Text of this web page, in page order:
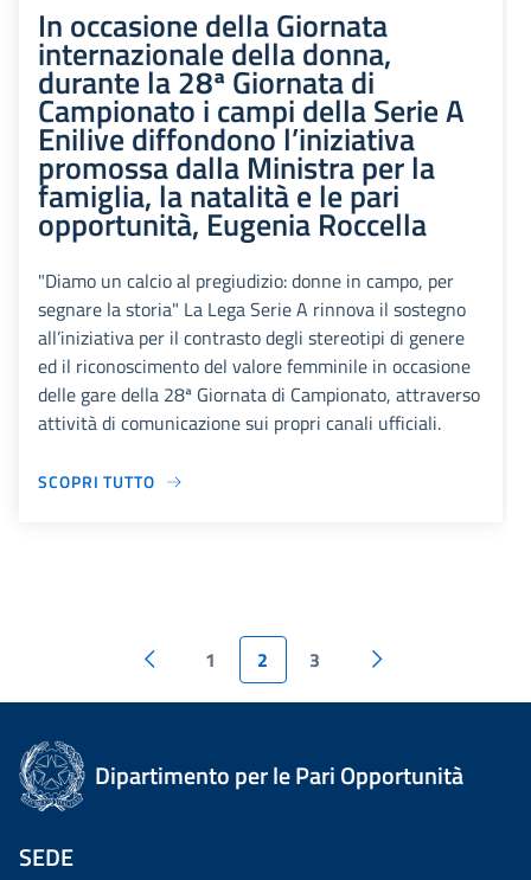
In occasione della Giornata
internazionale della donna,
durante la 28ª Giornata di
Campionato i campi della Serie A
Enilive diffondono l’iniziativa
promossa dalla Ministra per la
famiglia, la natalità e le pari
opportunità, Eugenia Roccella
"Diamo un calcio al pregiudizio: donne in campo, per
segnare la storia" La Lega Serie A rinnova il sostegno
all’iniziativa per il contrasto degli stereotipi di genere
ed il riconoscimento del valore femminile in occasione
delle gare della 28ª Giornata di Campionato, attraverso
attività di comunicazione sui propri canali ufficiali.
SCOPRI TUTTO
1 2 3
Dipartimento per le Pari Opportunità
SEDE